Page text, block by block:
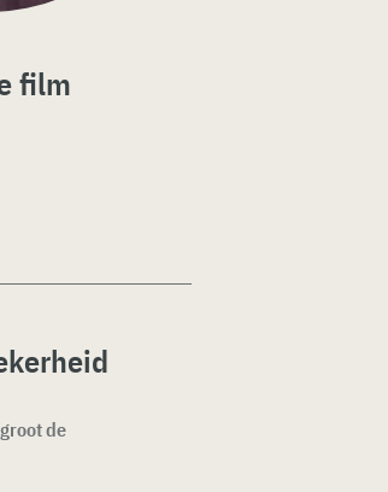
film
de